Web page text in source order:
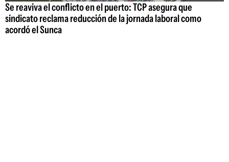
Se reaviva el conflicto en el puerto: TCP asegura que
sindicato reclama reducción de la jornada laboral como
acordó el Sunca